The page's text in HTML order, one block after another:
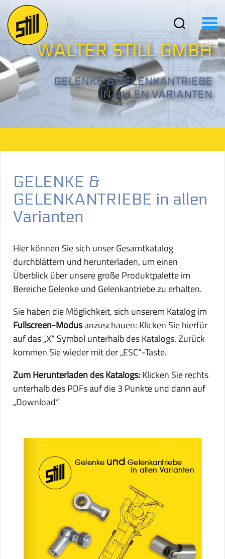
WALTER STILL GMBH
GELENKE &GELENKANTRIEBE
IN ALLEN VARIANTEN
GELENKE &
GELENKANTRIEBE in allen
Varianten
Hier können Sie sich unser Gesamtkatalog
durchblättern und herunterladen, um einen
Überblick über unsere große Produktpalette im
Bereiche Gelenke und Gelenkantriebe zu erhalten.
Sie haben die Möglichkeit, sich unserem Katalog im
Fullscreen-Modusanzuschauen: Klicken Sie hierfür
auf das „X“ Symbol unterhalb des Katalogs. Zurück
kommen Sie wieder mit der „ESC“-Taste.
Zum Herunterladen des Katalogs:Klicken Sie rechts
unterhalb des PDFs auf die 3 Punkte und dann auf
„Download“